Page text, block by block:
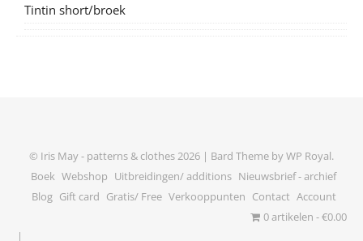
Tintin short/broek
© Iris May - patterns & clothes 2026 | Bard Theme byWP Royal.
Boek Webshop Uitbreidingen/ additions Nieuwsbrief - archief
Blog Gift card Gratis/ Free Verkooppunten Contact Account
0 artikelen
€0.00